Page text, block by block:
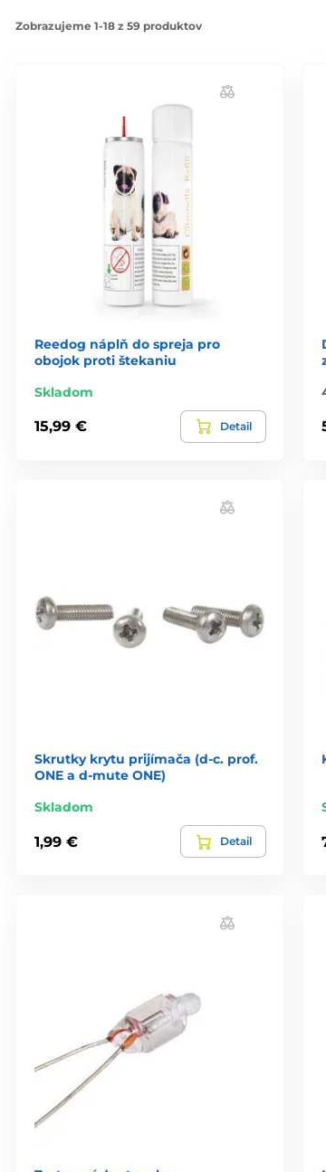
Zobrazujeme 1-18 z 59 produktov
Reedog náplň do spreja pro
obojok proti štekaniu
Skladom
15,99 € Detail
Skrutky krytu prijímača (d-c. prof.
ONE a d-mute ONE)
Skladom
1,99 € Detail